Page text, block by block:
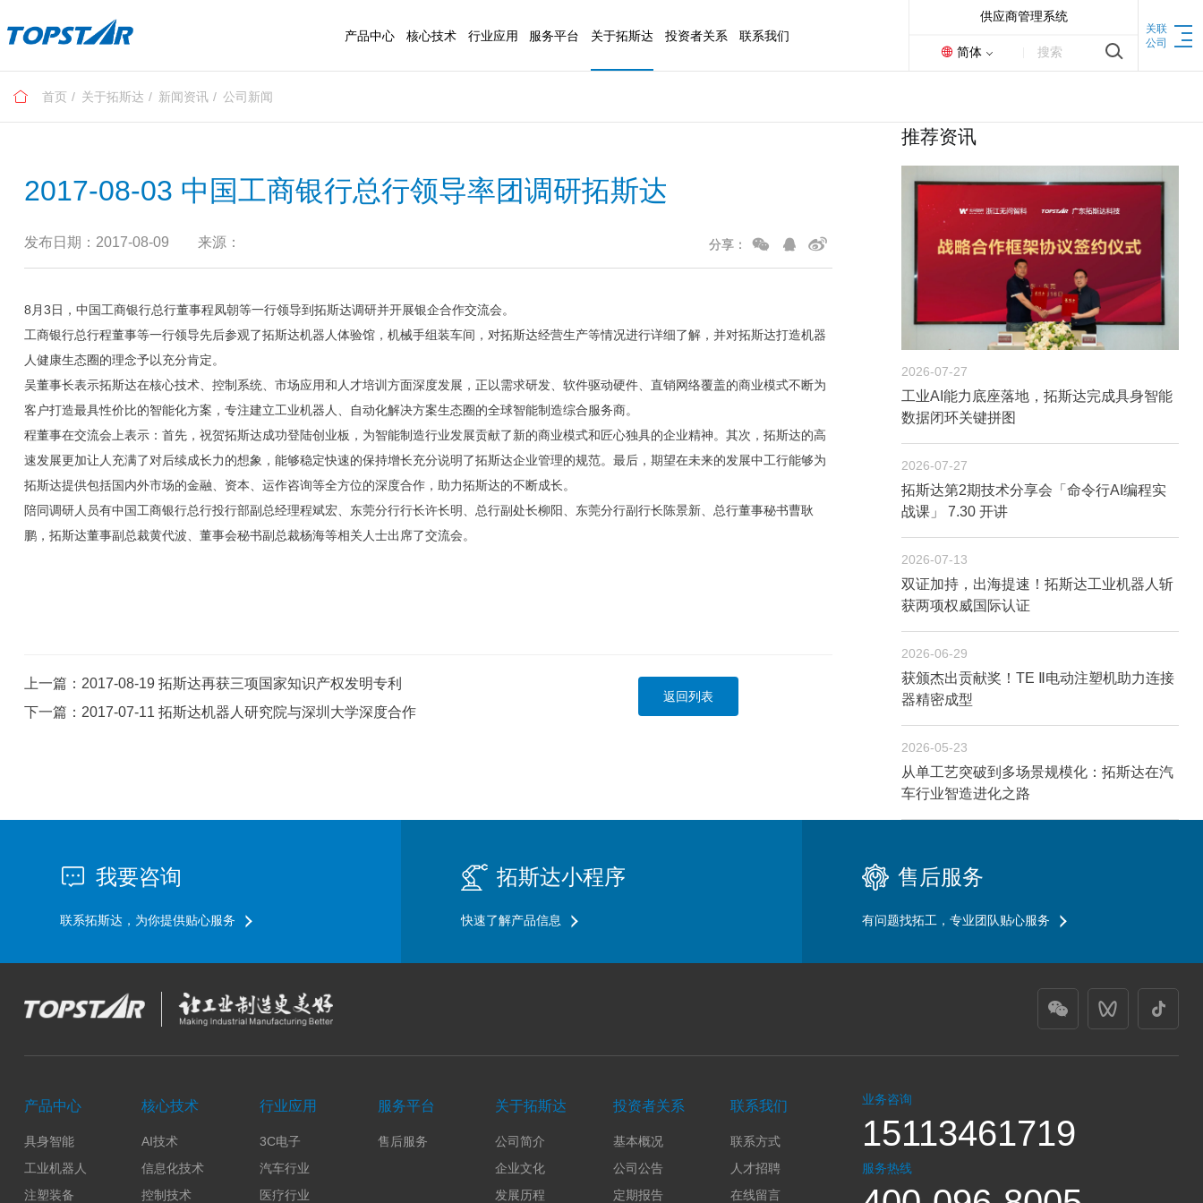
产品中心
具身智能
拓星纪系列
工业机器人
SCARA机器人（拓星辰系列）
注塑装备
注塑机
数控机床
核心技术
信息化技术
伺服技术
行业应用
汽车行业
日化行业
服务平台
售后服务
服务布局
服务流程
我要报修
投诉建议
关于拓斯达
企业文化
荣誉资质
投资者关系
公司公告
公司治理
联系我们
人才招聘
关联
公司
供应商管理系统
简体 搜索
首页 关于拓斯达 新闻资讯 公司新闻
2017-08-03 中国工商银行总行领导率团调研拓斯达
发布日期：2017-08-09 来源： 分享：
8月3日，中国工商银行总行董事程凤朝等一行领导到拓斯达调研并开展银企合作交流会。
工商银行总行程董事等一行领导先后参观了拓斯达机器人体验馆，机械手组装车间，对拓斯达经营生产等情况进行详细了解，并对拓斯达打造机器
人健康生态圈的理念予以充分肯定。
吴董事长表示拓斯达在核心技术、控制系统、市场应用和人才培训方面深度发展，正以需求研发、软件驱动硬件、直销网络覆盖的商业模式不断为
客户打造最具性价比的智能化方案，专注建立工业机器人、自动化解决方案生态圈的全球智能制造综合服务商。
程董事在交流会上表示：首先，祝贺拓斯达成功登陆创业板，为智能制造行业发展贡献了新的商业模式和匠心独具的企业精神。其次，拓斯达的高
速发展更加让人充满了对后续成长力的想象，能够稳定快速的保持增长充分说明了拓斯达企业管理的规范。最后，期望在未来的发展中工行能够为
拓斯达提供包括国内外市场的金融、资本、运作咨询等全方位的深度合作，助力拓斯达的不断成长。
陪同调研人员有中国工商银行总行投行部副总经理程斌宏、东莞分行行长许长明、总行副处长柳阳、东莞分行副行长陈景新、总行董事秘书曹耿
鹏，拓斯达董事副总裁黄代波、董事会秘书副总裁杨海等相关人士出席了交流会。
上一篇：2017-08-19 拓斯达再获三项国家知识产权发明专利
下一篇：2017-07-11 拓斯达机器人研究院与深圳大学深度合作
返回列表
推荐资讯
2026-07-27
工业AI能力底座落地，拓斯达完成具身智能
数据闭环关键拼图
2026-07-27
拓斯达第2期技术分享会「命令行AI编程实
战课」 7.30 开讲
2026-07-13
双证加持，出海提速！拓斯达工业机器人斩
获两项权威国际认证
2026-06-29
获颁杰出贡献奖！TE Ⅱ电动注塑机助力连接
器精密成型
2026-05-23
从单工艺突破到多场景规模化：拓斯达在汽
车行业智造进化之路
我要咨询
联系拓斯达，为你提供贴心服务
拓斯达小程序
快速了解产品信息
售后服务
有问题找拓工，专业团队贴心服务
产品中心
具身智能
工业机器人
注塑装备
核心技术
AI技术
信息化技术
控制技术
行业应用
3C电子
汽车行业
医疗行业
服务平台
售后服务
关于拓斯达
公司简介
企业文化
发展历程
投资者关系
基本概况
公司公告
定期报告
联系我们
联系方式
人才招聘
在线留言
业务咨询
15113461719
服务热线